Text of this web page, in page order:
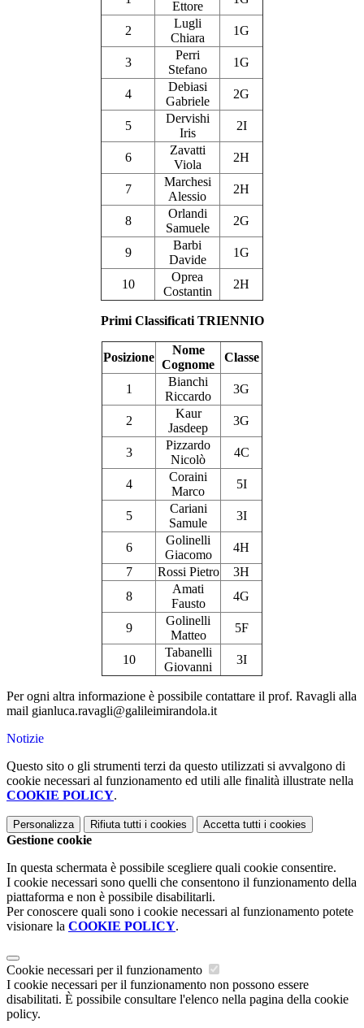
Ettore
2
Lugli
Chiara
1G
3
Perri
Stefano
1G
4
Debiasi
Gabriele
2G
5
Dervishi
Iris
2I
6
Zavatti
Viola
2H
7
Marchesi
Alessio
2H
8
Orlandi
Samuele
2G
9
Barbi
Davide
1G
10
Oprea
Costantin
2H
Primi Classificati TRIENNIO
Posizione
Nome
Cognome
Classe
1
Bianchi
Riccardo
3G
2
Kaur
Jasdeep
3G
3
Pizzardo
Nicolò
4C
4
Coraini
Marco
5I
5
Cariani
Samule
3I
6
Golinelli
Giacomo
4H
7
Rossi Pietro
3H
8
Amati
Fausto
4G
9
Golinelli
Matteo
5F
10
Tabanelli
Giovanni
3I
Per ogni altra informazione è possibile contattare il prof. Ravagli alla
mail gianluca.ravagli@galileimirandola.it
Notizie
Questo sito o gli strumenti terzi da questo utilizzati si avvalgono di
cookie necessari al funzionamento ed utili alle finalità illustrate nella
COOKIE POLICY.
Personalizza Rifiuta tutti i cookies Accetta tutti i cookies
Gestione cookie
In questa schermata è possibile scegliere quali cookie consentire.
I cookie necessari sono quelli che consentono il funzionamento della
piattaforma e non è possibile disabilitarli.
Per conoscere quali sono i cookie necessari al funzionamento potete
visionare la COOKIE POLICY.
Cookie necessari per il funzionamento
I cookie necessari per il funzionamento non possono essere
disabilitati. È possibile consultare l'elenco nella pagina della cookie
policy.